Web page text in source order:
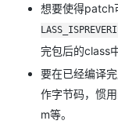
想要使得patch
完包后的class
要在已经编译
作字节码，惯
m等。